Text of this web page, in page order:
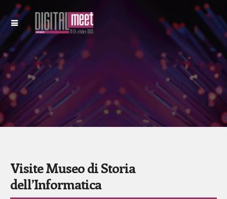
Visite Museo di Storia
dell’Informatica